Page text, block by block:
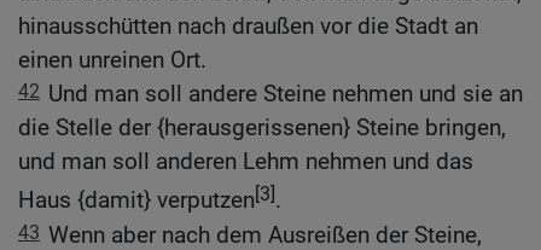
hinausschütten nach draußen vor die Stadt an
einen unreinen Ort.
42 Und man soll andere Steine nehmen und sie an
die Stelle der {herausgerissenen} Steine bringen,
und man soll anderen Lehm nehmen und das
Haus {damit} verputzen[3].
43 Wenn aber nach dem Ausreißen der Steine,